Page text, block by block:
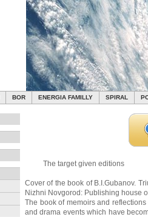
BOR ENERGIA FAMILLY SPIRAL
The target given editions
Cover of the book of B.I.Gubanov.
Nizhni Novgorod: Publishing house
The book of memoirs and
and drama events which have